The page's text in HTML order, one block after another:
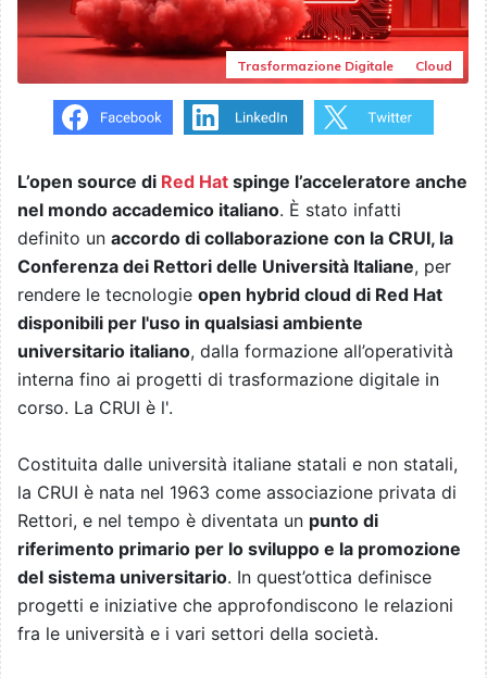
Trasformazione Digitale Cloud
L’open source di Red Hat spinge l’acceleratore anche
nel mondo accademico italiano. È stato infatti
definito un accordo di collaborazione con la CRUI, la
Conferenza dei Rettori delle Università Italiane, per
rendere le tecnologie open hybrid cloud di Red Hat
disponibili per l'uso in qualsiasi ambiente
universitario italiano, dalla formazione all’operatività
interna fino ai progetti di trasformazione digitale in
corso. La CRUI è l'.
Costituita dalle università italiane statali e non statali,
la CRUI è nata nel 1963 come associazione privata di
Rettori, e nel tempo è diventata un punto di
riferimento primario per lo sviluppo e la promozione
del sistema universitario. In quest’ottica definisce
progetti e iniziative che approfondiscono le relazioni
fra le università e i vari settori della società.